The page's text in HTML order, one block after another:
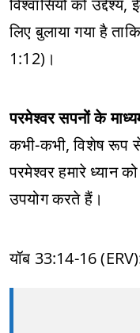
विश्वासियों को
लिए बुलाया गया है
1:12)।
परमेश्वर सपनों के
कभी-कभी, विशेष रूप
परमेश्वर हमारे ध्यान
उपयोग करते हैं।
यॉब 33:14-16